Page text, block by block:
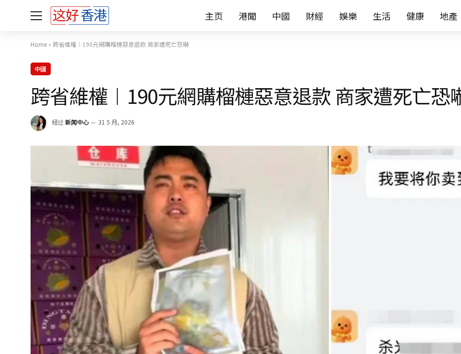
主页 港聞 中國 財經 娛樂 生活 健康 地產
Home » 跨省維權︱190元網購榴槤惡意退款 商家遭死亡恐嚇
中國
跨省維權︱190元網購榴槤惡意退款 商家遭死亡恐
经过 新闻中心 31 5 月, 2026